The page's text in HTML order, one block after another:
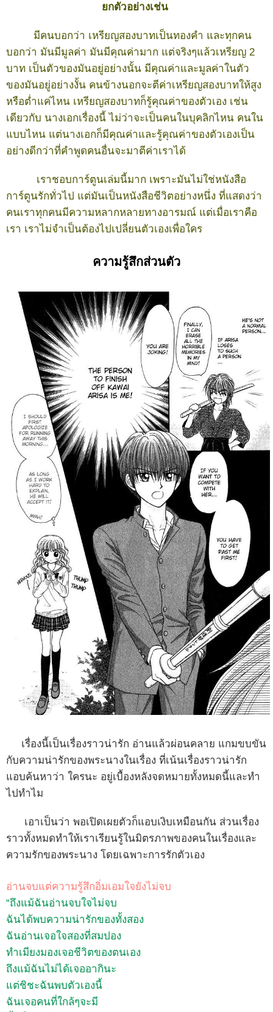
ยกตัวอย่างเช่น
มีคนบอกว่า เหรียญสองบาทเป็นทองคำ และทุกคน
บอกว่า มันมีมูลค่า มันมีคุณค่ามาก แต่จริงๆแล้วเหรียญ 2
บาท เป็นตัวของมันอยู่อย่างนั้น มีคุณค่าและมูลค่าในตัว
ของมันอยู่อย่างงั้น คนข้างนอกจะตีค่าเหรียญสองบาทให้สูง
หรือต่ำแค่ไหน เหรียญสองบาทก็รู้คุณค่าของตัวเอง เช่น
เดียวกับ นางเอกเรื่องนี้ ไม่ว่าจะเป็นคนในบุคลิกไหน คนใน
แบบไหน แต่นางเอกก็มีคุณค่าและรู้คุณค่าของตัวเองเป็น
อย่างดีกว่าที่คำพูดคนอื่นจะมาตีค่าเราได้
เราชอบการ์ตูนเล่มนี้มาก เพราะมันไม่ใช่หนังสือ
การ์ตูนรักทั่วไป แต่มันเป็นหนังสือชีวิตอย่างหนึ่ง ที่แสดงว่า
คนเราทุกคนมีความหลากหลายทางอารมณ์ แต่เมื่อเราคือ
เรา เราไม่จำเป็นต้องไปเปลี่ยนตัวเองเพื่อใคร
ความรู้สึกส่วนตัว
เรื่องนี้เป็นเรื่องราวน่ารัก อ่านแล้วผ่อนคลาย แกมขบขัน
กับความน่ารักของพระนางในเรื่อง ที่เน้นเรื่องราวน่ารัก
แอบค้นหาว่า ใครนะ อยู่เบื้องหลังจดหมายทั้งหมดนี้และทำ
ไปทำไม
เอาเป็นว่า พอเปิดเผยตัวก็แอบเงิบเหมือนกัน ส่วนเรื่อง
ราวทั้งหมดทำให้เราเรียนรู้ในมิตรภาพของคนในเรื่องและ
ความรักของพระนาง โดยเฉพาะการรักตัวเอง
อ่านจบแต่ความรู้สึกอิ่มเอมใจยังไม่จบ
“ถึงแม้ฉันอ่านจบใจไม่จบ
ฉันได้พบความน่ารักของทั้งสอง
ฉันอ่านเจอใจสองที่สมปอง
ทำเมียงมองเจอชีวิตของตนเอง
ถึงแม้ฉันไม่ได้เจออากินะ
แต่ชิชะฉันพบตัวเองนี้
ฉันเจอคนที่ใกล้ๆจะมี